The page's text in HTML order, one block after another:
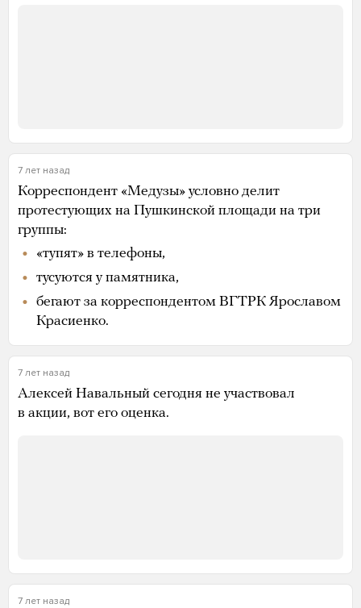
7 лет назад
Корреспондент «Медузы» условно делит
протестующих на Пушкинской площади на три
группы:
«тупят» в телефоны,
тусуются у памятника,
бегают за корреспондентом ВГТРК Ярославом
Красиенко.
7 лет назад
Алексей Навальный сегодня не участвовал
в акции, вот его оценка.
7 лет назад